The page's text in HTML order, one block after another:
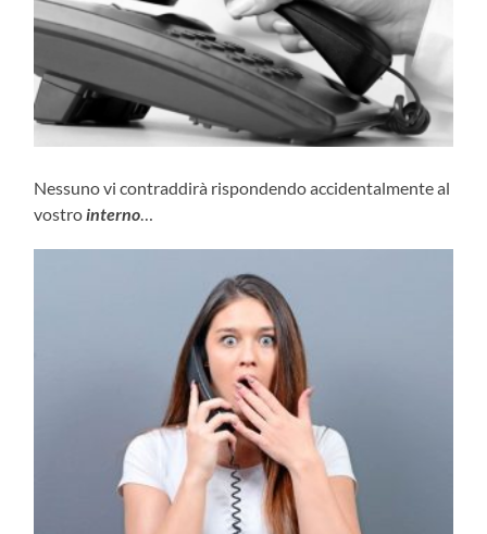
Nessuno vi contraddirà rispondendo accidentalmente al
vostrointerno…